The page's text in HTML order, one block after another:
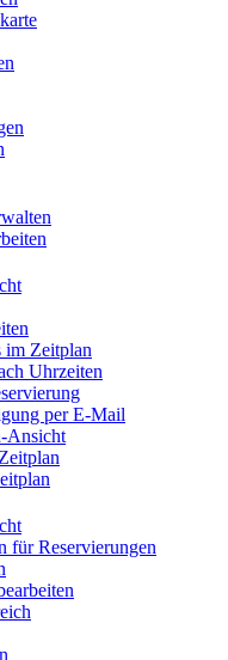
im Zeitplan
Uhrzeiten
per E-Mail
Ansicht
für Reservierungen